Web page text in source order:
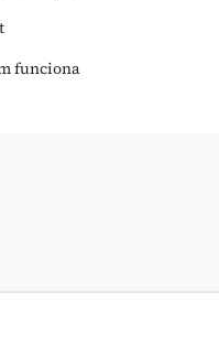
funciona